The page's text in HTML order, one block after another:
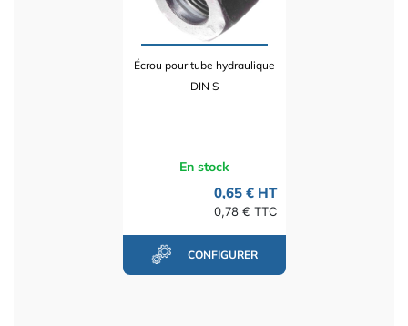
Écrou pour tube hydraulique
DIN S
En stock
0,65 € HT
0,78 € TTC
CONFIGURER